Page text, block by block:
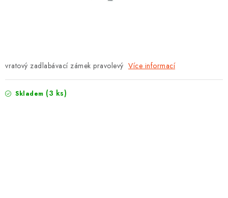
NAŠE VÝHODY
REFERENCE
vratový zadlabávací zámek pravolevý Více informací
Skladem (3 ks)